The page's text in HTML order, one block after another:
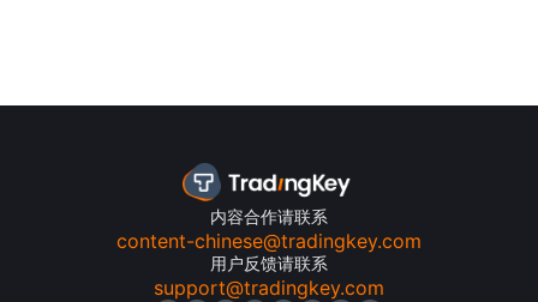
内容合作请联系
content-chinese@tradingkey.com
用户反馈请联系
support@tradingkey.com